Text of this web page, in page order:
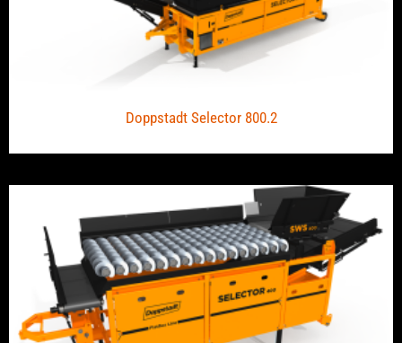
Doppstadt Selector 800.2